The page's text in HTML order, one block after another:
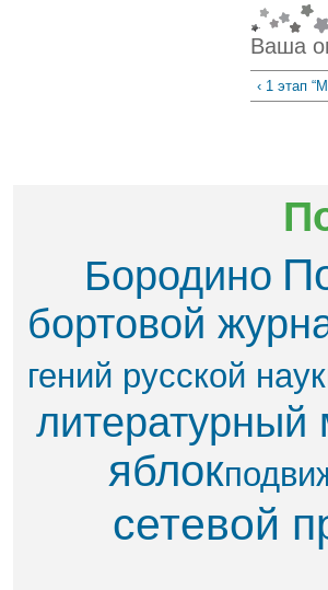
Ваша
‹ 1 этап
Бородино
бортовой
гений русской
яблок​
сетевой